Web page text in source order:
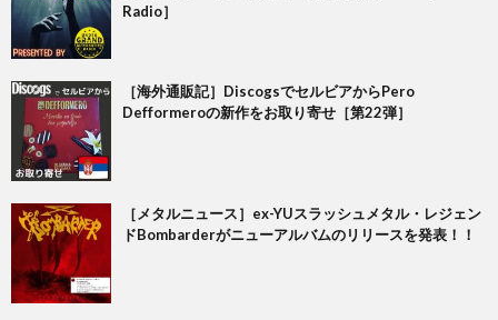
Radio］
［海外通販記］DiscogsでセルビアからPero
Defformeroの新作をお取り寄せ［第22弾］
［メタルニュース］ex-YUスラッシュメタル・レジェン
ドBombarderがニューアルバムのリリースを発表！！